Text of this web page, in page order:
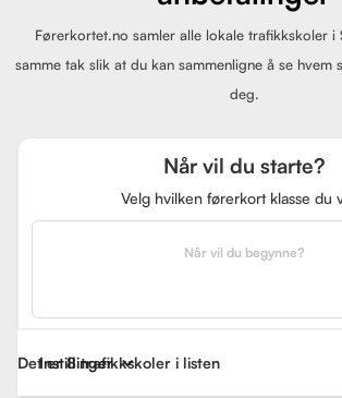
Førerkortet.no samler alle lokale trafikkskoler i
samme tak slik at du kan sammenligne å se
deg.
Når vil du starte?
Velg hvilken førerkort klasse du
Når vil du begynne?
Det er 8 trafikkskoler i listen
Instillinger